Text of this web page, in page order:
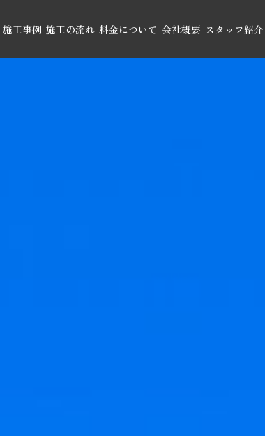
施工事例 施工の流れ 料金について 会社概要 スタッフ紹介